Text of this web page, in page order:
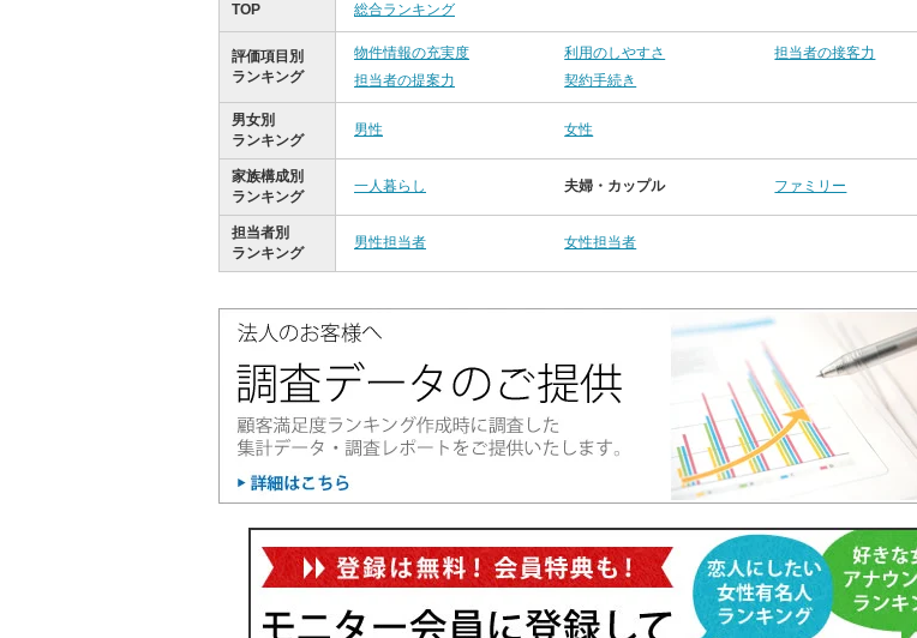
TOP 総合ランキング
評価項目別
ランキング
物件情報の充実度 利用のしやすさ
担当者の接客力
担当者の提案力
契約手続き
男女別
ランキング
男性 女性
家族構成別
ランキング
一人暮らし 夫婦・カップル ファミリー
担当者別
ランキング
男性担当者 女性担当者